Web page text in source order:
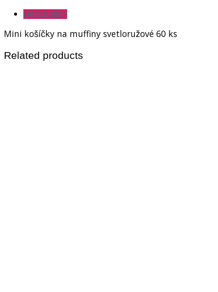
Description
Mini košíčky na muffiny svetloružové 60 ks
Related products